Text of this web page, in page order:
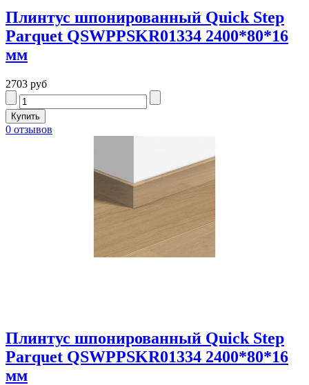
Плинтус шпонированный Quick Step
Parquet QSWPPSKR01334 2400*80*16
мм
2703 руб
0 отзывов
Плинтус шпонированный Quick Step
Parquet QSWPPSKR01334 2400*80*16
мм